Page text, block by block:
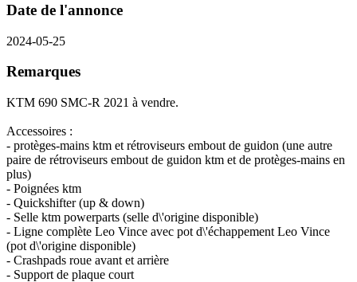
Date de l'annonce
2024-05-25
Remarques
KTM 690 SMC-R 2021 à vendre.
Accessoires :
- protèges-mains ktm et rétroviseurs embout de guidon (une autre
paire de rétroviseurs embout de guidon ktm et de protèges-mains en
plus)
- Poignées ktm
- Quickshifter (up & down)
- Selle ktm powerparts (selle d\'origine disponible)
- Ligne complète Leo Vince avec pot d\'échappement Leo Vince
(pot d\'origine disponible)
- Crashpads roue avant et arrière
- Support de plaque court